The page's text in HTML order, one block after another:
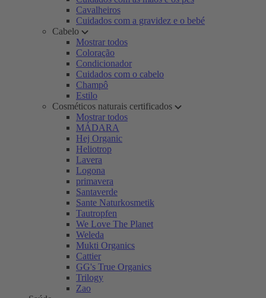
Cavalheiros
Cuidados com a gravidez e o bebé
Cabelo
Mostrar todos
Coloração
Condicionador
Cuidados com o cabelo
Champô
Estilo
Cosméticos naturais certificados
Mostrar todos
MÁDARA
Hej Organic
Heliotrop
Lavera
Logona
primavera
Santaverde
Sante Naturkosmetik
Tautropfen
We Love The Planet
Weleda
Mukti Organics
Cattier
GG's True Organics
Trilogy
Zao